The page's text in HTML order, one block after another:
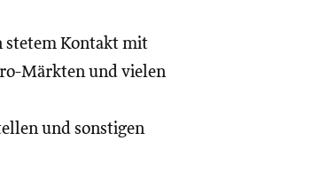
stetem Kontakt mit
Märkten und vielen
und sonstigen